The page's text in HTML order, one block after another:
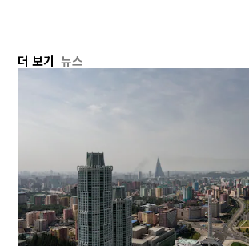
더 보기 뉴스